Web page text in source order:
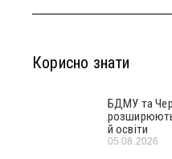
Корисно знати
БДМУ та
й освіти
05.08.2026